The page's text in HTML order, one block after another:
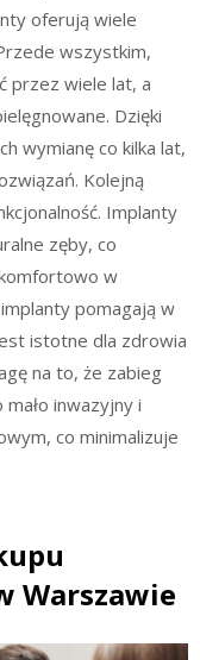
oferują wiele
wszystkim,
przez wiele lat, a
Dzięki
wymianę co kilka lat,
Kolejną
Implanty
zęby, co
w
pomagają w
istotne dla zdrowia
na to, że zabieg
inwazyjny i
co minimalizuje
Warszawie